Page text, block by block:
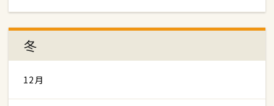
冬
12月